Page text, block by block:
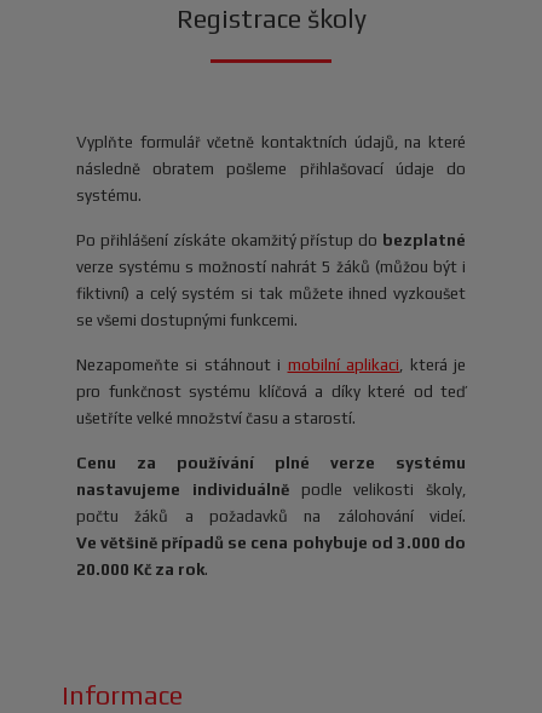
Registrace školy
Vyplňte formulář včetně kontaktních údajů, na které
následně obratem pošleme přihlašovací údaje do
systému.
Po přihlášení získáte okamžitý přístup do bezplatné
verze systému s možností nahrát 5 žáků (můžou být i
fiktivní) a celý systém si tak můžete ihned vyzkoušet
se všemi dostupnými funkcemi.
Nezapomeňte si stáhnout i mobilní aplikaci, která je
pro funkčnost systému klíčová a díky které od teď
ušetříte velké množství času a starostí.
Cenu za používání plné verze systému
nastavujeme individuálněpodle velikosti školy,
počtu žáků a požadavků na zálohování videí.
Ve většině případů se cena pohybuje od 3.000 do
20.000 Kč za rok.
Informace